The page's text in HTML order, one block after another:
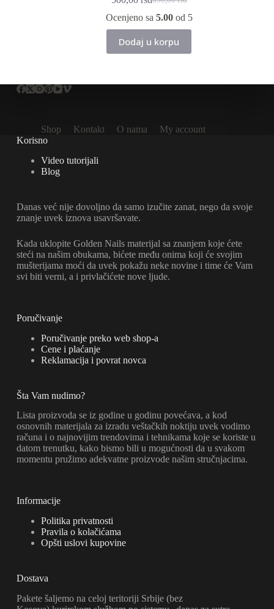
Originalna
cena
bila:
850,00 rsd.
Trenutna
cena
500,00 rsd.
Ocenjeno sa 5.00od 5
Dodaj u korpu
Shop Kontakt O nama
My account
Korisno
Video tutorijali
Blog
Danas već nije dovoljno da samo izučite zanat, nego da svoje
znanje uvek iznova usavršavate.
Kada uklopite Golden Nails materijal sa znanjem koje ćete
steći na našim obukama, bićete među onima koji će svojim
mušterijama moći da uvek pokažu neke novine i time će Vam
svi biti verni, a i privlačićete nove ljude.
Poručivanje
Poručivanje preko web shop-a
Cene i plaćanje
Reklamacija i povrat novca
Šta Vam nudimo?
Lista proizvoda se iz godine u godinu povećava, a kod
osnovnih materijala za izradu veštačkih noktiju uvek vodimo
računa i o najnovijim trendovima i tehnikama koje se koriste u
datom trenutku, kako bismo bili u mogućnosti da u svakom
momentu pružimo adekvatne proizvode našim stručnjacima.
Informacije
Politika privatnosti
Pravila o kolačićama
Opšti uslovi kupovine
Dostava
Pakete šaljemo na celoj teritoriji Srbije (bez